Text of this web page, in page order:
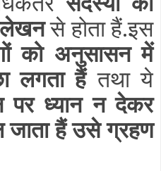
लेखनसे होता हैं.इस
को अनुसासन में
लगता हैंतथा ये
पर ध्यान न देकर
जाता हैं उसे ग्रहण